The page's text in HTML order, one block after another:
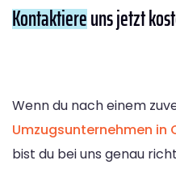
Kontaktiereuns jetzt
Wenn du nach einem
Umzugsunternehmen in
bist du bei uns genau